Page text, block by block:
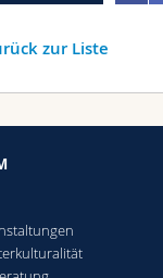
zur Liste